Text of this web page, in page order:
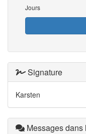
Jours
Signature
Karsten
Messages dans